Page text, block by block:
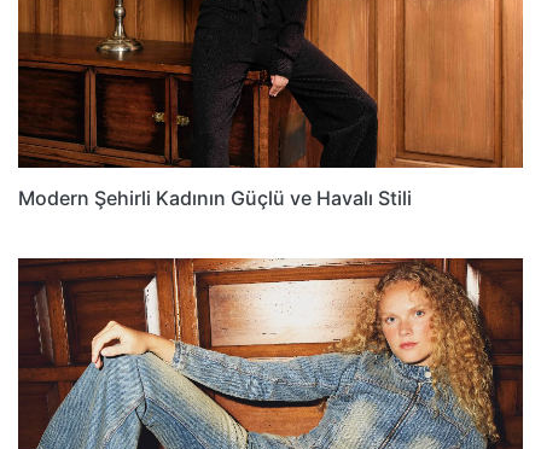
Modern Şehirli Kadının Güçlü ve Havalı Stili